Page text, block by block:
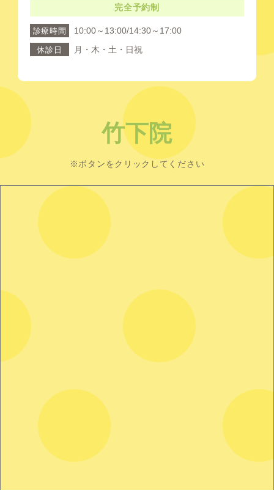
完全予約制
診療時間 10:00～13:00/14:30～17:00
休診日 月・木・土・日祝
竹下院
※ボタンをクリックしてください